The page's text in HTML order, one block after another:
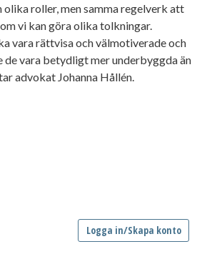
olika roller, men samma regelverk att
vi kan göra olika tolkningar.
vara rättvisa och välmotiverade och
de vara betydligt mer underbyggda än
advokat Johanna Hållén.